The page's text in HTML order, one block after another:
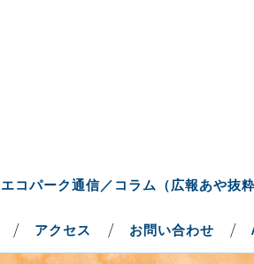
コパーク通信／コラム（広報あや抜粋
アクセス お問い合わせ